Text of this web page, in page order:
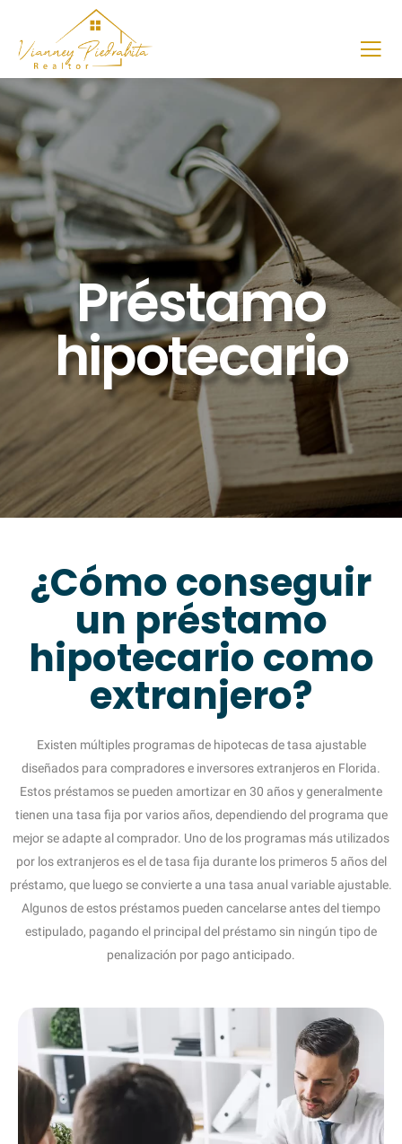
Préstamo
hipotecario
¿Cómo conseguir
un préstamo
hipotecario como
extranjero?
Existen múltiples programas de hipotecas de tasa ajustable
diseñados para compradores e inversores extranjeros en Florida.
Estos préstamos se pueden amortizar en 30 años y generalmente
tienen una tasa fija por varios años, dependiendo del programa que
mejor se adapte al comprador. Uno de los programas más utilizados
por los extranjeros es el de tasa fija durante los primeros 5 años del
préstamo, que luego se convierte a una tasa anual variable ajustable.
Algunos de estos préstamos pueden cancelarse antes del tiempo
estipulado, pagando el principal del préstamo sin ningún tipo de
penalización por pago anticipado.